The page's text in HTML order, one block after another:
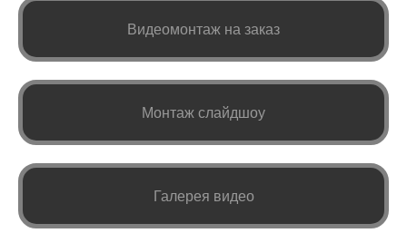
Видеомонтаж на заказ
Монтаж слайдшоу
Галерея видео